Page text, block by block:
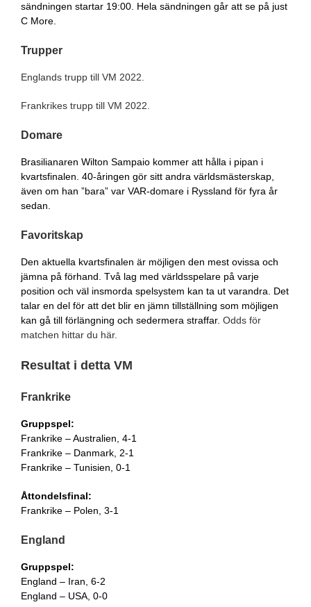
sändningen startar 19:00. Hela sändningen går att se på just
C More.
Trupper
Englands trupp till VM 2022.
Frankrikes trupp till VM 2022.
Domare
Brasilianaren Wilton Sampaio kommer att hålla i pipan i
kvartsfinalen. 40-åringen gör sitt andra världsmästerskap,
även om han ”bara” var VAR-domare i Ryssland för fyra år
sedan.
Favoritskap
Den aktuella kvartsfinalen är möjligen den mest ovissa och
jämna på förhand. Två lag med världsspelare på varje
position och väl insmorda spelsystem kan ta ut varandra. Det
talar en del för att det blir en jämn tillställning som möjligen
kan gå till förlängning och sedermera straffar. Odds för
matchen hittar du här.
Resultat i detta VM
Frankrike
Gruppspel:
Frankrike – Australien, 4-1
Frankrike – Danmark, 2-1
Frankrike – Tunisien, 0-1
Åttondelsfinal:
Frankrike – Polen, 3-1
England
Gruppspel:
England – Iran, 6-2
England – USA, 0-0